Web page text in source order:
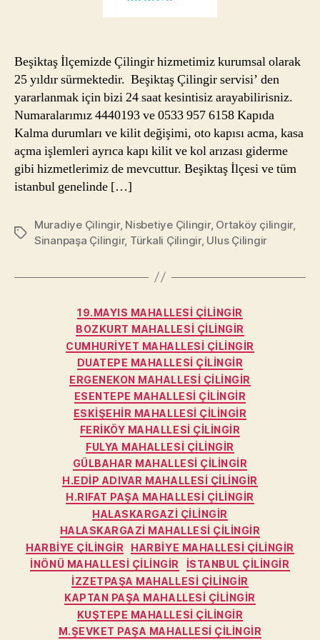
Beşiktaş İlçemizde Çilingir hizmetimiz kurumsal olarak
25 yıldır sürmektedir. Beşiktaş Çilingir servisi’ den
yararlanmak için bizi 24 saat kesintisiz arayabilirisniz.
Numaralarımız 4440193 ve 0533 957 6158 Kapıda
Kalma durumları ve kilit değişimi, oto kapısı acma, kasa
açma işlemleri ayrıca kapı kilit ve kol arızası giderme
gibi hizmetlerimiz de mevcuttur. Beşiktaş İlçesi ve tüm
istanbul genelinde […]
Etiketler
Muradiye Çilingir, Nisbetiye Çilingir, Ortaköy çilingir,
Sinanpaşa Çilingir, Türkali Çilingir, Ulus Çilingir
Kategoriler
19.MAYIS MAHALLESI ÇILINGIR
BOZKURT MAHALLESI ÇILINGIR
CUMHURIYET MAHALLESI ÇILINGIR
DUATEPE MAHALLESI ÇILINGIR
ERGENEKON MAHALLESI ÇILINGIR
ESENTEPE MAHALLESI ÇILINGIR
ESKIŞEHIR MAHALLESI ÇILINGIR
FERIKÖY MAHALLESI ÇILINGIR
FULYA MAHALLESI ÇILINGIR
GÜLBAHAR MAHALLESI ÇILINGIR
H.EDIP ADIVAR MAHALLESI ÇILINGIR
H.RIFAT PAŞA MAHALLESI ÇILINGIR
HALASKARGAZI ÇILINGIR
HALASKARGAZI MAHALLESI ÇILINGIR
HARBIYE ÇILINGIR
HARBIYE MAHALLESI ÇILINGIR
İNÖNÜ MAHALLESI ÇILINGIR
İSTANBUL ÇILINGIR
İZZETPAŞA MAHALLESI ÇILINGIR
KAPTAN PAŞA MAHALLESI ÇILINGIR
KUŞTEPE MAHALLESI ÇILINGIR
M.ŞEVKET PAŞA MAHALLESI ÇILINGIR